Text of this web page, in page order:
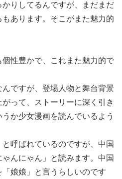
りしてるんですが、まだまだ
あります。そこがまた魅力的
性豊かで、これまた魅力的で
ですが、登場人物と舞台背景
って、ストーリーに深く引き
か少女漫画を読んでいるよう
呼ばれているのですが、中国
んにゃん」と読みます。中国
娘娘」と言うらしいのです